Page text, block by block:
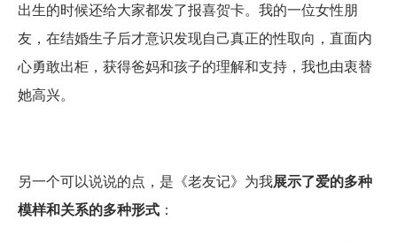
出生的时候还给大家都发了报喜贺卡。我的一位女性朋
友，在结婚生子后才意识发现自己真正的性取向，直面内
心勇敢出柜，获得爸妈和孩子的理解和支持，我也由衷替
她高兴。
另一个可以说说的点，是《老友记》为我展示了爱的多种
模样和关系的多种形式 ：